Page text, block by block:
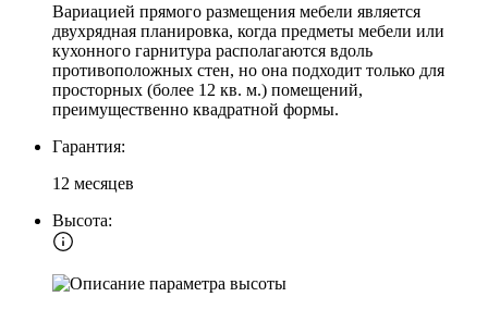
Вариацией прямого размещения мебели является
двухрядная планировка, когда предметы мебели или
кухонного гарнитура располагаются вдоль
противоположных стен, но она подходит только для
просторных (более 12 кв. м.) помещений,
преимущественно квадратной формы.
Гарантия:
12 месяцев
Высота: